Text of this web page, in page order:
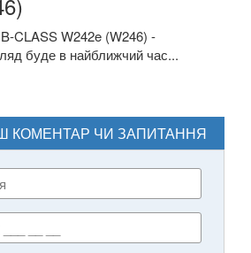
CLASS W242e (W246) -
буде в найближчий час...
КОМЕНТАР ЧИ ЗАПИТАННЯ